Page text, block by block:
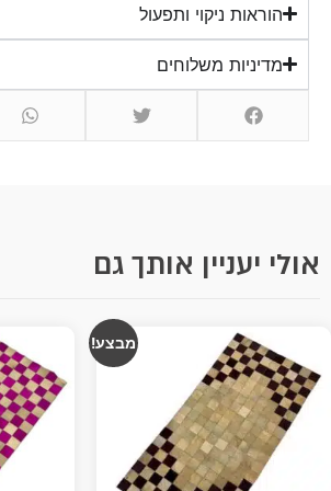
הוראות ניקוי ותפעול
מדיניות משלוחים
אולי יעניין אותך גם
מבצע!